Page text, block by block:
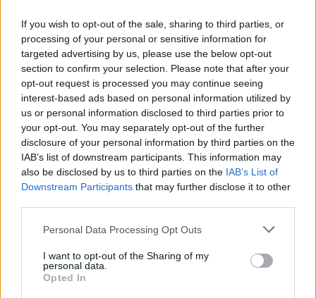
If you wish to opt-out of the sale, sharing to third parties, or
processing of your personal or sensitive information for
targeted advertising by us, please use the below opt-out
section to confirm your selection. Please note that after your
opt-out request is processed you may continue seeing
interest-based ads based on personal information utilized by
us or personal information disclosed to third parties prior to
your opt-out. You may separately opt-out of the further
disclosure of your personal information by third parties on the
IAB’s list of downstream participants. This information may
also be disclosed by us to third parties on the IAB’s List of
Downstream Participants that may further disclose it to other
Personal Data Processing Opt Outs
I want to opt-out of the Sharing of my
personal data.
Opted In
13/04/2023
C'era una volta il 45 giri. Quando
il vinile faceva tendenza
31/03/2023
FESTIVAL
Sanremo parte col botto
16/01/2023
FIATO SOSPESO